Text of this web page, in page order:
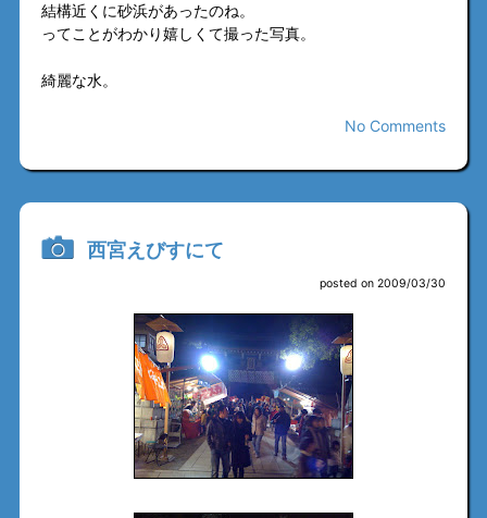
結構近くに砂浜があったのね。
ってことがわかり嬉しくて撮った写真。
綺麗な水。
No Comments
西宮えびすにて
posted on 2009/03/30